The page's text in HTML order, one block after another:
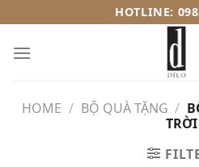
to
content
HOTLINE:
HOME / BỘ QUÀ TẶNG /
TRỜI